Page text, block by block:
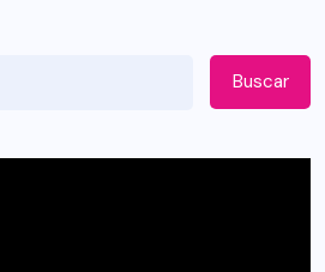
Buscar